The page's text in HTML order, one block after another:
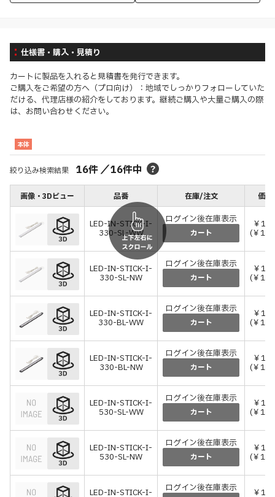
仕様書・購入・見積り
カートに製品を入れると見積書を発行できます。
ご購入をご希望の方へ（プロ向け）：地域でしっかりフォローしていた
だける、代理店様の紹介をしております。継続ご購入や大量ご購入の際
は、お問い合わせください。
本体
絞り込み検索結果 16件／16件中
画像・3Dビュー 品番 在庫/注文 価格
LED-IN-STICK-I-
330-SL-WW
ログイン後在庫表示
カート
￥
(￥
LED-IN-STICK-I-
330-SL-NW
ログイン後在庫表示
カート
￥
(￥
LED-IN-STICK-I-
330-BL-WW
ログイン後在庫表示
カート
￥
(￥
LED-IN-STICK-I-
330-BL-NW
ログイン後在庫表示
カート
￥
(￥
LED-IN-STICK-I-
530-SL-WW
ログイン後在庫表示
カート
￥
(￥
LED-IN-STICK-I-
530-SL-NW
ログイン後在庫表示
カート
￥
(￥
LED-IN-STICK-I- ログイン後在庫表示 ￥